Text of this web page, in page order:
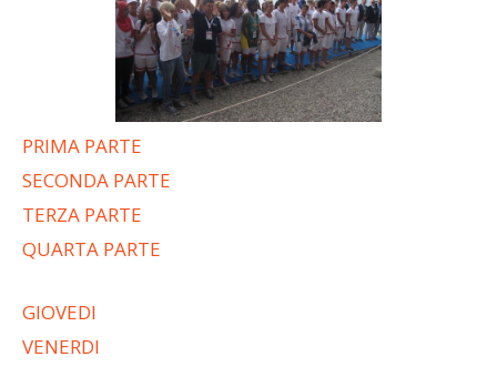
PRIMA PARTE
SECONDA PARTE
TERZA PARTE
QUARTA PARTE
GIOVEDI
VENERDI